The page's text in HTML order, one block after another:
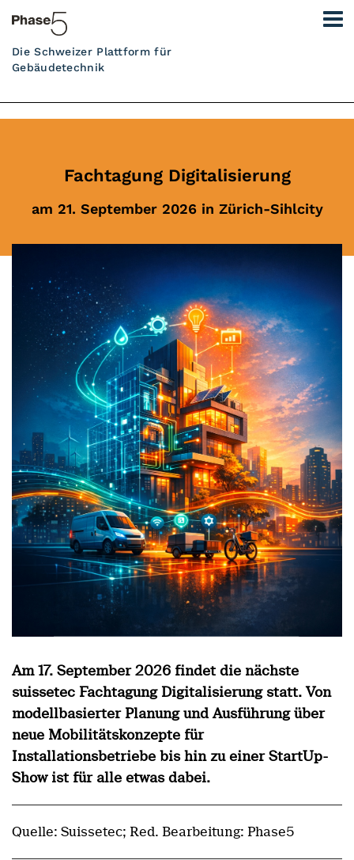
Die Schweizer Plattform für
Gebäudetechnik
Fachtagung Digitalisierung
am 21. September 2026 in Zürich-Sihlcity
Am 17. September 2026 findet die nächste
suissetec Fachtagung Digitalisierung statt. Von
modellbasierter Planung und Ausführung über
neue Mobilitätskonzepte für
Installationsbetriebe bis hin zu einer StartUp-
Show ist für alle etwas dabei.
Quelle: Suissetec; Red. Bearbeitung: Phase5